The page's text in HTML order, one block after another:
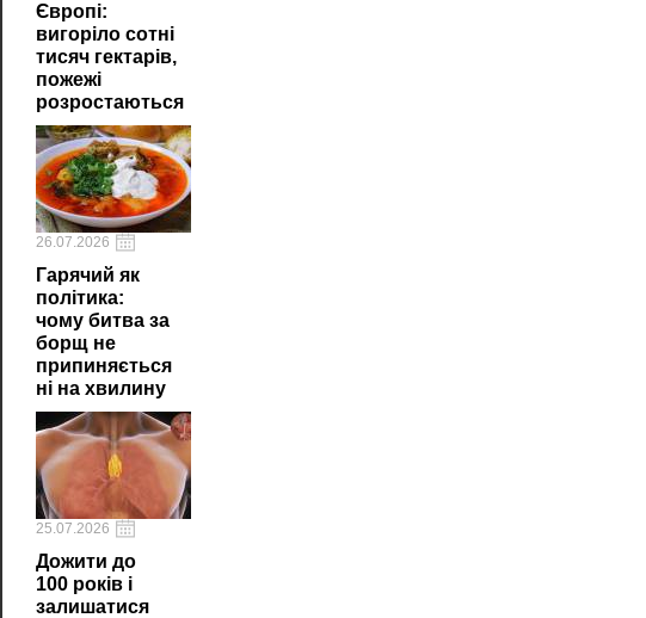
Європі:
вигоріло сотні
тисяч гектарів,
пожежі
розростаються
26.07.2026
Гарячий як
політика:
чому битва за
борщ не
припиняється
ні на хвилину
25.07.2026
Дожити до
100 років і
залишатися